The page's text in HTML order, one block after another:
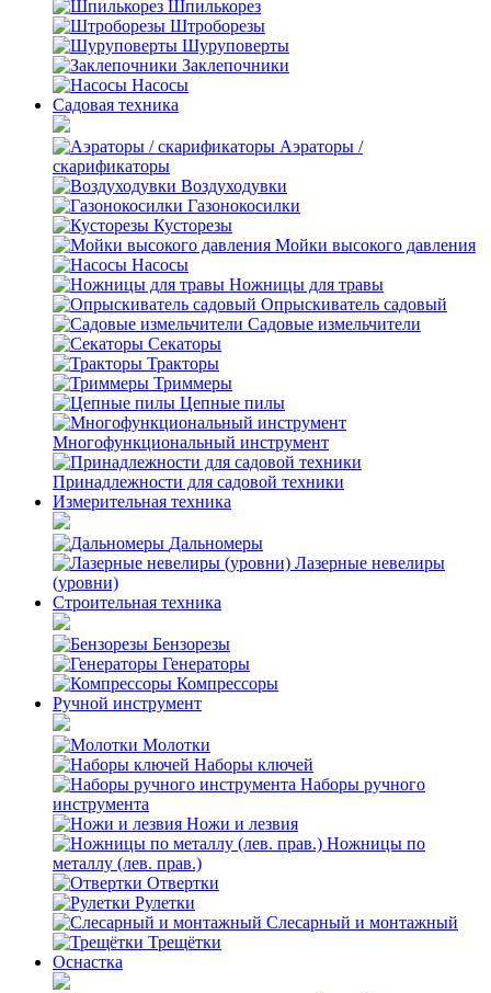
Шпилькорез
Штроборезы
Шуруповерты
Заклепочники
Насосы
Садовая техника
Аэраторы /
скарификаторы
Воздуходувки
Газонокосилки
Кусторезы
Мойки высокого давления
Насосы
Ножницы для травы
Опрыскиватель садовый
Садовые измельчители
Секаторы
Тракторы
Триммеры
Цепные пилы
Многофункциональный инструмент
Принадлежности для садовой техники
Измерительная техника
Дальномеры
Лазерные невелиры
(уровни)
Строительная техника
Бензорезы
Генераторы
Компрессоры
Ручной инструмент
Молотки
Наборы ключей
Наборы ручного
инструмента
Ножи и лезвия
Ножницы по
металлу (лев. прав.)
Отвертки
Рулетки
Слесарный и монтажный
Трещётки
Оснастка